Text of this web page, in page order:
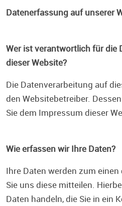
Datenerfassung auf unserer
Wer ist verantwortlich für die
dieser Website?
Die Datenverarbeitung auf
den Websitebetreiber.
Sie dem Impressum dieser
Wie erfassen wir Ihre Daten?
Ihre Daten werden zum
Sie uns diese mitteilen.
Daten handeln, die Sie in ein